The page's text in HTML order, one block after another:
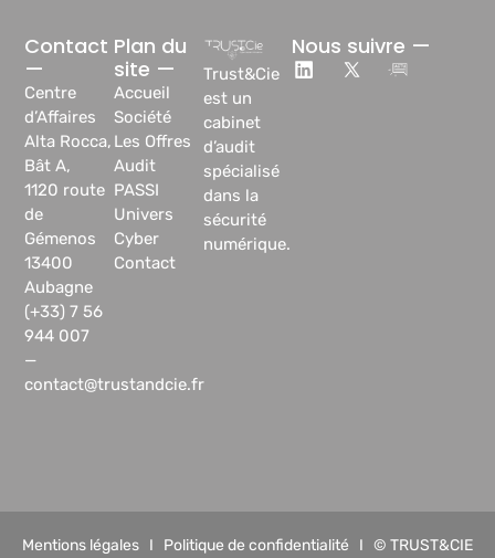
Trust&Cie
est un
cabinet
d’audit
spécialisé
dans la
sécurité
numérique.
Plan du
site —
Accueil
Société
Les Offres
Audit
PASSI
Univers
Cyber
Contact
Contact
—
Centre
d’Affaires
Alta Rocca,
Bât A,
1120 route
de
Gémenos
13400
Aubagne
(+33) 7 56
944 007
—
contact@trustandcie.fr
Nous suivre —
Mentions légales I Politique de confidentialité I © TRUST&CIE